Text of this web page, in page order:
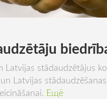
Latvijas stādaudzētājus
Latvijas
Ещё